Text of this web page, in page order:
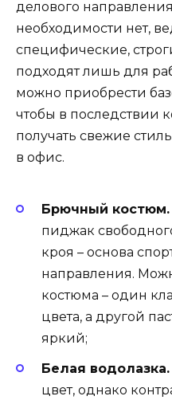
делового
необходимости нет,
специфические,
подходят лишь для
можно приобрести
чтобы в последствии
получать свежие
в офис.
Брючный костюм.
пиджак
кроя – основа
направления.
костюма – один
цвета, а другой
яркий;
Белая водолазка.
цвет, однако